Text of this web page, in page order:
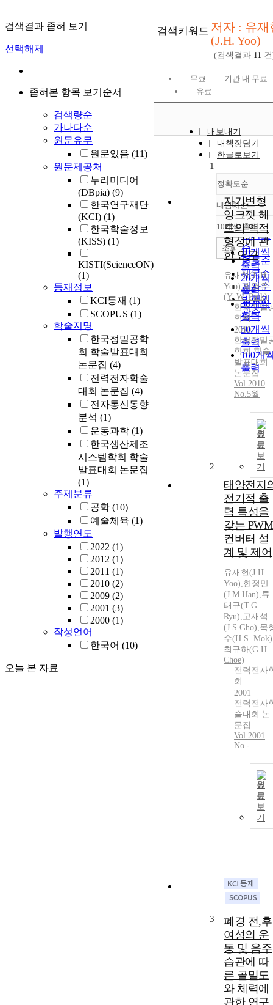
검색결과 좁혀 보기
선택해제
좁혀본 항목 보기순서
검색량순
가나다순
원문유무
원문있음 (11)
원문제공처
누리미디어
(DBpia) (9)
한국연구재단
(KCI) (1)
한국학술정보
(KISS) (1)
KISTI(ScienceON)
(1)
등재정보
KCI등재 (1)
SCOPUS (1)
학술지명
한국정밀공학
회 학술발표대회
논문집 (4)
전력전자학술
대회 논문집 (4)
전자통신동향
분석 (1)
운동과학 (1)
한국생산제조
시스템학회 학술
발표대회 논문집
(1)
주제분류
공학 (10)
예술체육 (1)
발행연도
2022 (1)
2012 (1)
2011 (1)
2010 (2)
2009 (2)
2001 (3)
2000 (1)
작성언어
한국어 (10)
오늘 본 자료
검색키워드 저자 : 유재
(J.H. Yoo)
(검색결과 11
무료
기관 내 무료
유료
내보내기
내책장담기
한글로보기
정확도순
정확도
순
인기도
순
연도순
제목순
저자순
발행기
관순
내림차순
내림차
10개씩 출력
10개씩
출력
20개씩
출력
30개씩
출력
50개씩
출력
100개
출력
조회
1
자기변형
잉크젯 헤
드의 액적
형성에 관
한 연구
유재현(J. H.
Yoo),박영우
(Y. W. Park)
한국정밀
학회
2010
한국정밀
학회 학술
발표대회
논문집
Vol.2010
No.5월
원
문
보
기
2
태양전지
전기적 출
력 특성을
갖는 PWM
컨버터 설
계 및 제어
유재현(J.H
Yoo),한정만
(J.M Han),류
태규(T.G
Ryu),고재석
(J.S Gho),목
수(H.S. Mok)
최규하(G.H
Choe)
전력전자
회
2001
전력전자
술대회 논
문집
Vol.2001
No.-
원
문
보
기
3
폐경 전,후
여성의 운
동 및 음주
습관에 따
른 골밀도
와 체력에
관한 연구